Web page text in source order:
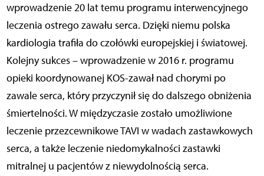
wprowadzenie 20 lat temu programu interwencyjnego
leczenia ostrego zawału serca. Dzięki niemu polska
kardiologia trafiła do czołówki europejskiej i światowej.
Kolejny sukces – wprowadzenie w 2016 r. programu
opieki koordynowanej KOS-zawał nad chorymi po
zawale serca, który przyczynił się do dalszego obniżenia
śmiertelności. W międzyczasie zostało umożliwione
leczenie przezcewnikowe TAVI w wadach zastawkowych
serca, a także leczenie niedomykalności zastawki
mitralnej u pacjentów z niewydolnością serca.